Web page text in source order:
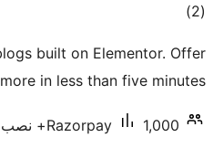
(2 مجموع)
built on Elementor. Offer
in less than five minutes.
Razorpay 1,000+ نصب فعال